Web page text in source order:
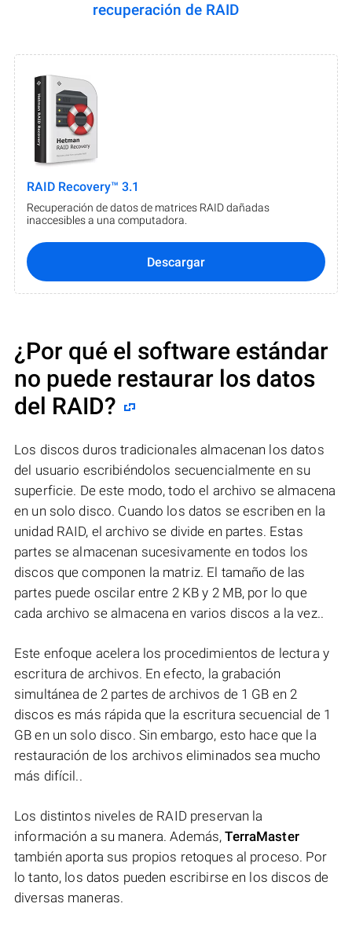
recuperación de RAID
RAID Recovery™ 3.1
Recuperación de datos de matrices RAID dañadas
inaccesibles a una computadora.
Descargar
¿Por qué el software estándar
no puede restaurar los datos
del RAID?
Los discos duros tradicionales almacenan los datos
del usuario escribiéndolos secuencialmente en su
superficie. De este modo, todo el archivo se almacena
en un solo disco. Cuando los datos se escriben en la
unidad RAID, el archivo se divide en partes. Estas
partes se almacenan sucesivamente en todos los
discos que componen la matriz. El tamaño de las
partes puede oscilar entre 2 KB y 2 MB, por lo que
cada archivo se almacena en varios discos a la vez..
Este enfoque acelera los procedimientos de lectura y
escritura de archivos. En efecto, la grabación
simultánea de 2 partes de archivos de 1 GB en 2
discos es más rápida que la escritura secuencial de 1
GB en un solo disco. Sin embargo, esto hace que la
restauración de los archivos eliminados sea mucho
más difícil..
Los distintos niveles de RAID preservan la
información a su manera. Además,TerraMaster
también aporta sus propios retoques al proceso. Por
lo tanto, los datos pueden escribirse en los discos de
diversas maneras.